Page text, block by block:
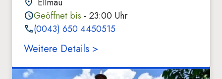
Geöffnet bis - 23:00 Uhr
(0043) 650 4450515
Weitere Details >